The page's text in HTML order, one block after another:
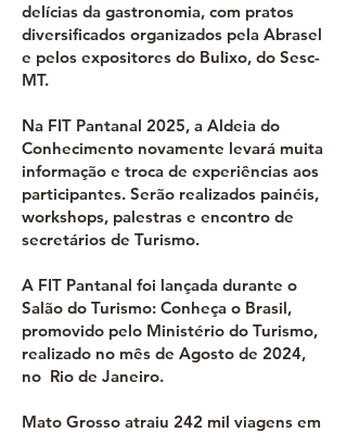
delícias da gastronomia, com pratos
diversificados organizados pela Abrasel
e pelos expositores do Bulixo, do Sesc-
MT.
Na FIT Pantanal 2025, a Aldeia do
Conhecimento novamente levará muita
informação e troca de experiências aos
participantes. Serão realizados painéis,
workshops, palestras e encontro de
secretários de Turismo.
A FIT Pantanal foi lançada durante o
Salão do Turismo: Conheça o Brasil,
promovido pelo Ministério do Turismo,
realizado no mês de Agosto de 2024,
no Rio de Janeiro.
Mato Grosso atraiu 242 mil viagens em